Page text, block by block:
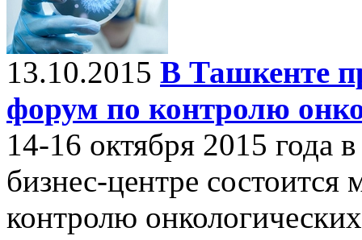
13.10.2015 В Ташкенте
форум по контролю
14-16 октября 2015
бизнес-центре
контролю